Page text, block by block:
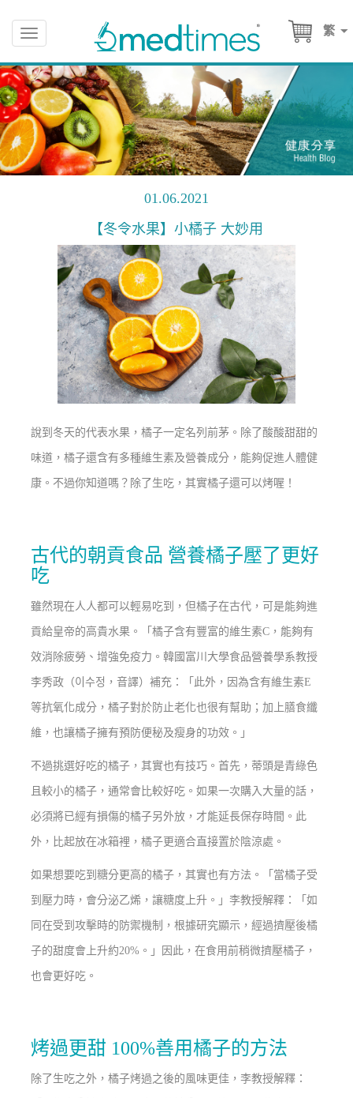
繁
Toggle
navigation
01.06.2021
【冬令水果】小橘子 大妙用
說到冬天的代表水果，橘子一定名列前茅。除了酸酸甜甜的
味道，橘子還含有多種維生素及營養成分，能夠促進人體健
康。不過你知道嗎？除了生吃，其實橘子還可以烤喔！
古代的朝貢食品 營養橘子壓了更好
吃
雖然現在人人都可以輕易吃到，但橘子在古代，可是能夠進
貢給皇帝的高貴水果。「橘子含有豐富的維生素C，能夠有
效消除疲勞、增強免疫力。韓國富川大學食品營養學系教授
李秀政（이수정，音譯）補充：「此外，因為含有維生素E
等抗氧化成分，橘子對於防止老化也很有幫助；加上膳食纖
維，也讓橘子擁有預防便秘及瘦身的功效。」
不過挑選好吃的橘子，其實也有技巧。首先，蒂頭是青綠色
且較小的橘子，通常會比較好吃。如果一次購入大量的話，
必須將已經有損傷的橘子另外放，才能延長保存時間。此
外，比起放在冰箱裡，橘子更適合直接置於陰涼處。
如果想要吃到糖分更高的橘子，其實也有方法。「當橘子受
到壓力時，會分泌乙烯，讓糖度上升。」李教授解釋：「如
同在受到攻擊時的防禦機制，根據研究顯示，經過擠壓後橘
子的甜度會上升約20%。」因此，在食用前稍微擠壓橘子，
也會更好吃。
烤過更甜 100%善用橘子的方法
除了生吃之外，橘子烤過之後的風味更佳，李教授解釋：